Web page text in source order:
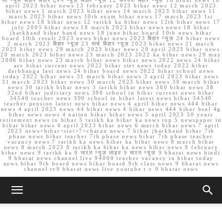
april 2023 bihar news 13 february 2023 bihar news 12 march 2023
bihar news 1 march 2023 bihar news 14 march 2023 bihar news 11
march 2023 bihar news 10th exam bihar news 17 march 2023 1st
bihar news 18 bihar news 12 tarikh ka bihar news 12th bihar news 17
july 2005 bihar news 18 march 2023 bihar news news 18 bihar
jharkhand bihar band news 18 june bihar board 10th news bihar
board 10th result 2023 news bihar news 2023 बिहार न्यूज़ 24 bihar news
2 march 2023 बिहार न्यूज़ 23 मार्च बिहार न्यूज़ 2023 bihar news 21 march
2023 bihar news 29 march 2023 bihar news 20 april 2023 bihar news
20 march 2023 bihar news 23 march 2023 2022 ka bihar news 29 may
2006 bihar news 23 march bihar news bihar news 2022 news 24 bihar
asv bihar current news 2022 bihar stet news today 2022 bihar
darbhanga fast news 24 bihar board news 2022 bihar school news
today 2022 bihar news 31 march bihar news 3 april 2023 bihar news
31 march 2023 bihar news 30 march 2023 bihar news 30 march bihar
news 30 tarikh bihar news 3 tarikh bihar news 360 bihar news 38
32nd bihar judiciary news 390 school in bihar current news bihar
34540 teacher news 390 school in bihar latest news bihar 34540
teacher pension latest news bihar news 4 april bihar news 444 bihar
news 4 april 2023 news 44 bihar news 4 bihar news 444 bihar bsnl 4g
bihar news news 4 nation bihar bihar news 5 april 2023 50 years
retirement news in bihar 5 tarikh ka bihar ka news top 5 newspaper in
bihar bihar news 6 april 2023 bihar news 6 march bihar news 7 april
2023 news+bihar+stet+7+charan news 7 bihar jharkhand bihar 7th
phase news bihar teacher 7th phase news bihar 7th phase teacher
vacancy news 7 tarikh ka news bihar ka bihar news 8 march bihar
news 8 march 2023 8 tarikh ka bihar ka news bihar news 9 february
bihar news 9 tarikh ka 9 भारत न्यूज़ लाइव 9 भारत न्यूज़ 9 bharat news hindi
9 bharat news channel live 94000 teacher vacancy in bihar today
news bihar 9th board news bihar board 9th class news 9 bharat news
channel tv9 bharat news live youtube t v 9 bharat news